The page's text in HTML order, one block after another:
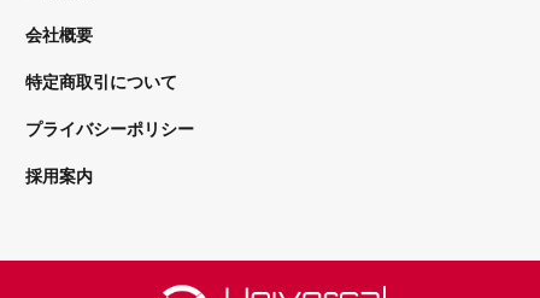
会社概要
特定商取引について
プライバシーポリシー
採用案内